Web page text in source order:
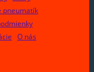
pneumatík
O nás